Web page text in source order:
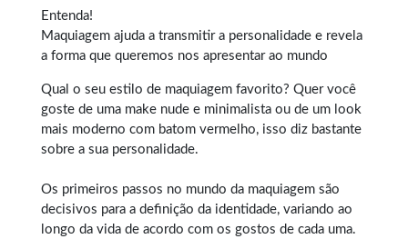
Entenda!
Maquiagem ajuda a transmitir a personalidade e revela
a forma que queremos nos apresentar ao mundo
Qual o seu estilo de maquiagem favorito? Quer você
goste de uma make nude e minimalista ou de um look
mais moderno com batom vermelho, isso diz bastante
sobre a sua personalidade.
Os primeiros passos no mundo da maquiagem são
decisivos para a definição da identidade, variando ao
longo da vida de acordo com os gostos de cada uma.